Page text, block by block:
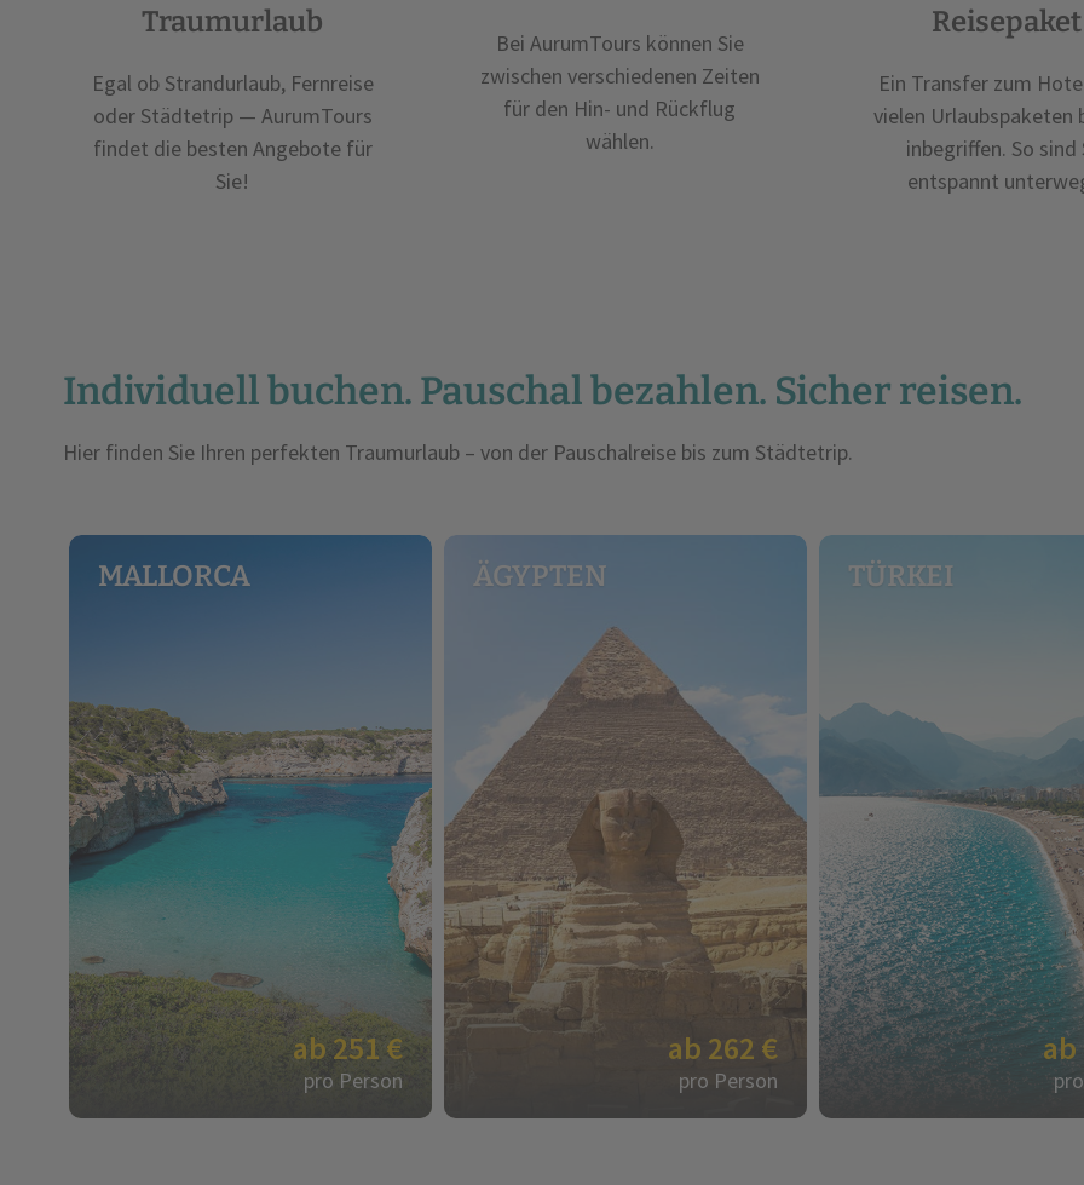
Traumurlaub
Egal ob Strandurlaub, Fernreise
oder Städtetrip — AurumTours
findet die besten Angebote für
Sie!
Bei AurumTours können Sie
zwischen verschiedenen Zeiten
für den Hin- und Rückflug
wählen.
Reisepaket
Ein Transfer zum
vielen Urlaubspaketen
inbegriffen. So sind
entspannt
Individuell buchen. Pauschal bezahlen. Sicher reisen.
Hier finden Sie Ihren perfekten Traumurlaub – von der Pauschalreise bis zum Städtetrip.
MALLORCA
ab 251 €
pro Person
ÄGYPTEN
ab 262 €
pro Person
TÜRKEI
ab